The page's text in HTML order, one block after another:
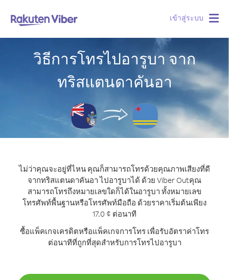
เข้าสู่ระบบ
วิธีการโทรไปอารูบา จาก
ทริสแตนดาคันอา
ไม่ว่าคุณจะอยู่ที่ไหน คุณก็สามารถโทรด้วยคุณภาพเสียงที่ดี
จากทริสแตนดาคันอา ไปอารูบาได้ ด้วย Viber Outคุณ
สามารถโทรถึงหมายเลขใดก็ได้ในอารูบา ทั้งหมายเลข
โทรศัพท์พื้นฐานหรือโทรศัพท์มือถือ ด้วยราคาเริ่มต้นเพียง
17.0 ¢ ต่อนาที
ซื้อแพ็คเกจเครดิตหรือแพ็คเกจการโทร เพื่อรับอัตราค่าโทร
ต่อนาทีที่ถูกที่สุดสำหรับการโทรไปอารูบา